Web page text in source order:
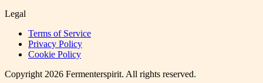
Legal
Terms of Service
Privacy Policy
Cookie Policy
Copyright2026 Fermenterspirit. All rights reserved.